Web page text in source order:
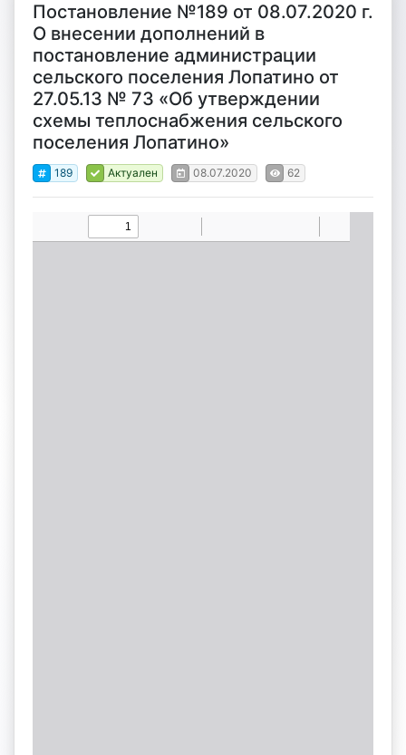
Постановление №189 от 08.07.2020 г.
О внесении дополнений в
постановление администрации
сельского поселения Лопатино от
27.05.13 № 73 «Об утверждении
схемы теплоснабжения сельского
поселения Лопатино»
189 Актуален 08.07.2020 62